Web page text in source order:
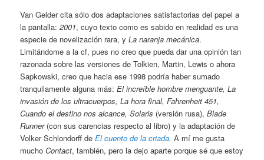
Van Gelder cita sólo dos adaptaciones satisfactorias del papel a
la pantalla:2001, cuyo texto como es sabido en realidad es una
especie de novelización rara, yLa naranja mecánica.
Limitándome a la cf, pues no creo que pueda dar una opinión tan
razonada sobre las versiones de Tolkien, Martin, Lewis o ahora
Sapkowski, creo que hacia ese 1998 podría haber sumado
tranquilamente alguna más:El increíble hombre menguante, La
invasión de los ultracuerpos, La hora final, Fahrenheit 451,
Cuando el destino nos alcance, Solaris (versión rusa),Blade
Runner(con sus carencias respecto al libro) y la adaptación de
Volker Schlondorff deEl cuento de la criada.A mí me gusta
muchoContact, también, pero la dejo aparte porque sé que estoy